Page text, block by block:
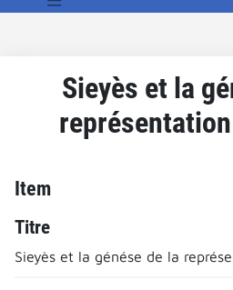
Sieyès et la
Item
Titre
Sieyès et la génése de la